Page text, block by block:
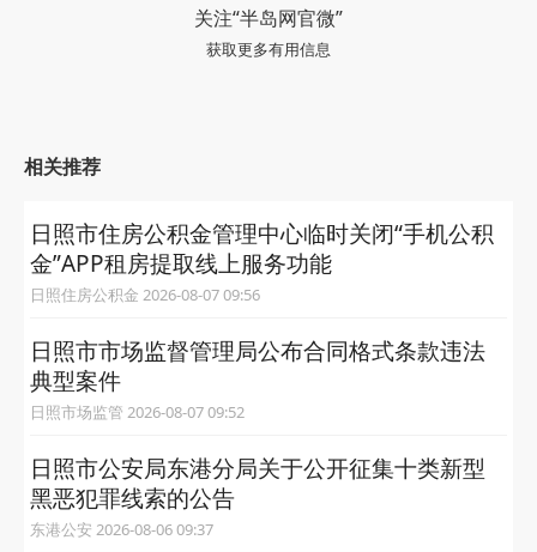
关注“半岛网官微”
获取更多有用信息
相关推荐
日照市住房公积金管理中心临时关闭“手机公积
金”APP租房提取线上服务功能
日照住房公积金 2026-08-07 09:56
日照市市场监督管理局公布合同格式条款违法
典型案件
日照市场监管 2026-08-07 09:52
日照市公安局东港分局关于公开征集十类新型
黑恶犯罪线索的公告
东港公安 2026-08-06 09:37